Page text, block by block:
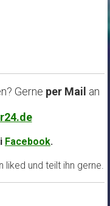
Gerne per Mail an
Facebook.
liked und teilt ihn gerne.